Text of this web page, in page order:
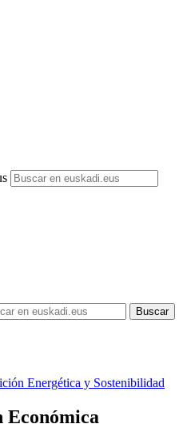
Energética y Sostenibilidad
Económica